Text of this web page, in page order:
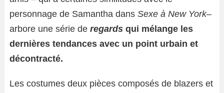
personnage de Samantha dans Sexe à New York–
arbore une série de regards qui mélange les
dernières tendances avec un point urbain et
décontracté.
Les costumes deux pièces composés de blazers et